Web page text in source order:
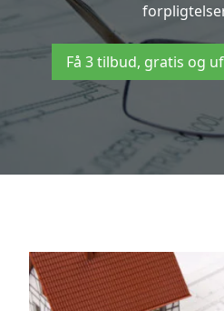
Få 3 tilbud, gratis og